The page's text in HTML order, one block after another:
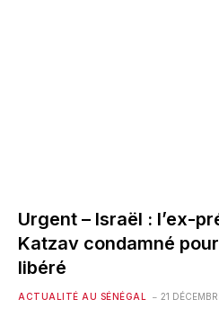
Urgent – Israël : l’ex-
Katzav condamné
libéré
ACTUALITÉ AU SÉNÉGAL 21